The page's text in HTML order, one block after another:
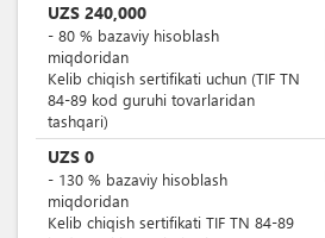
UZS 240,000
- 80 % bazaviy hisoblash
miqdoridan
Kelib chiqish sertifikati uchun (TIF TN
84-89 kod guruhi tovarlaridan
tashqari)
UZS 0
- 130 % bazaviy hisoblash
miqdoridan
Kelib chiqish sertifikati TIF TN 84-89